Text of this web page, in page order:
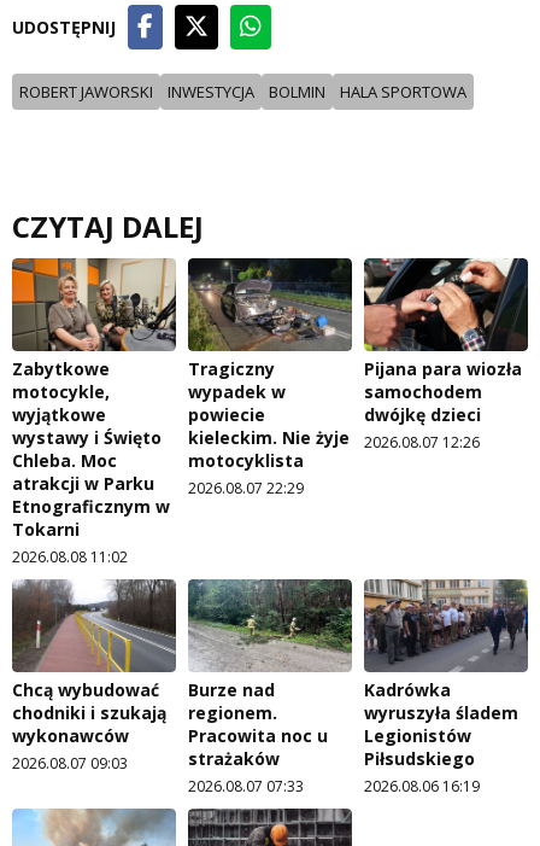
UDOSTĘPNIJ
ROBERT JAWORSKI INWESTYCJA BOLMIN HALA SPORTOWA
CZYTAJ DALEJ
Zabytkowe
motocykle,
wyjątkowe
wystawy i Święto
Chleba. Moc
atrakcji w Parku
Etnograficznym w
Tokarni
2026.08.08 11:02
Tragiczny
wypadek w
powiecie
kieleckim. Nie żyje
motocyklista
2026.08.07 22:29
Pijana para wiozła
samochodem
dwójkę dzieci
2026.08.07 12:26
Chcą wybudować
chodniki i szukają
wykonawców
2026.08.07 09:03
Burze nad
regionem.
Pracowita noc u
strażaków
2026.08.07 07:33
Kadrówka
wyruszyła śladem
Legionistów
Piłsudskiego
2026.08.06 16:19